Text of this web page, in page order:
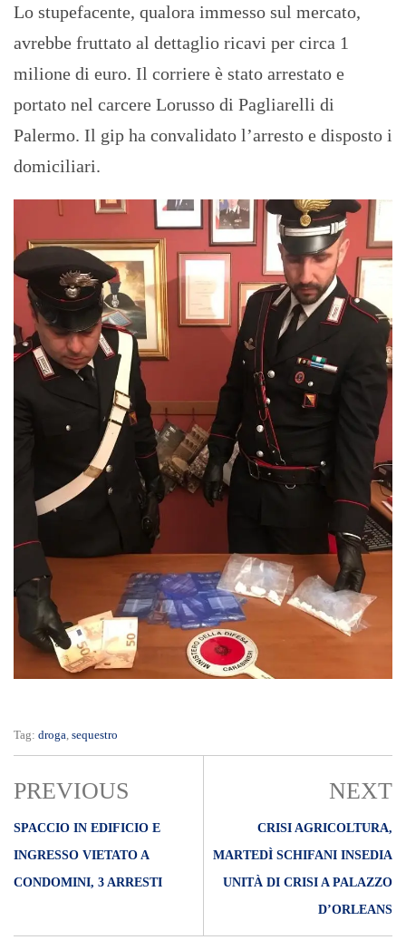
Lo stupefacente, qualora immesso sul mercato,
avrebbe fruttato al dettaglio ricavi per circa 1
milione di euro. Il corriere è stato arrestato e
portato nel carcere Lorusso di Pagliarelli di
Palermo. Il gip ha convalidato l’arresto e disposto i
domiciliari.
Tag: droga sequestro
PREVIOUS
SPACCIO IN EDIFICIO E
INGRESSO VIETATO A
CONDOMINI, 3 ARRESTI
NEXT
CRISI AGRICOLTURA,
MARTEDÌ SCHIFANI INSEDIA
UNITÀ DI CRISI A PALAZZO
D’ORLEANS